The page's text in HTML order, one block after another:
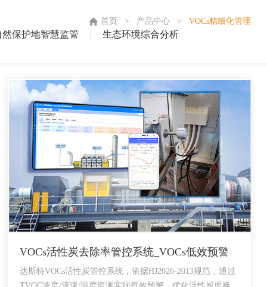
首页 > 产品中心 >VOCs精细化管理
然保护地智慧监管 生态环境综合分析
VOCs活性炭去除率管控系统_VOCs低效预警
达斯特VOCs活性炭管控系统，依据HJ2026-2013规范，通过